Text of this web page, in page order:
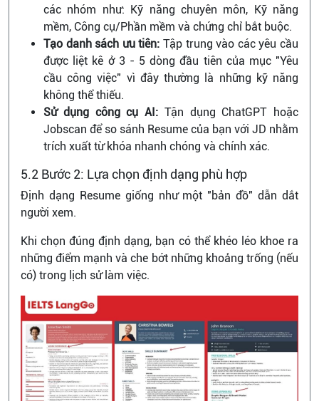
các nhóm như: Kỹ năng chuyên môn, Kỹ năng
mềm, Công cụ/Phần mềm và chứng chỉ bắt buộc.
Tạo danh sách ưu tiên: Tập trung vào các yêu cầu
được liệt kê ở 3 - 5 dòng đầu tiên của mục "Yêu
cầu công việc" vì đây thường là những kỹ năng
không thể thiếu.
Sử dụng công cụ AI: Tận dụng ChatGPT hoặc
Jobscan để so sánh Resume của bạn với JD nhằm
trích xuất từ khóa nhanh chóng và chính xác.
5.2 Bước 2: Lựa chọn định dạng phù hợp
Định dạng Resume giống như một "bản đồ" dẫn dắt
người xem.
Khi chọn đúng định dạng, bạn có thể khéo léo khoe ra
những điểm mạnh và che bớt những khoảng trống (nếu
có) trong lịch sử làm việc.